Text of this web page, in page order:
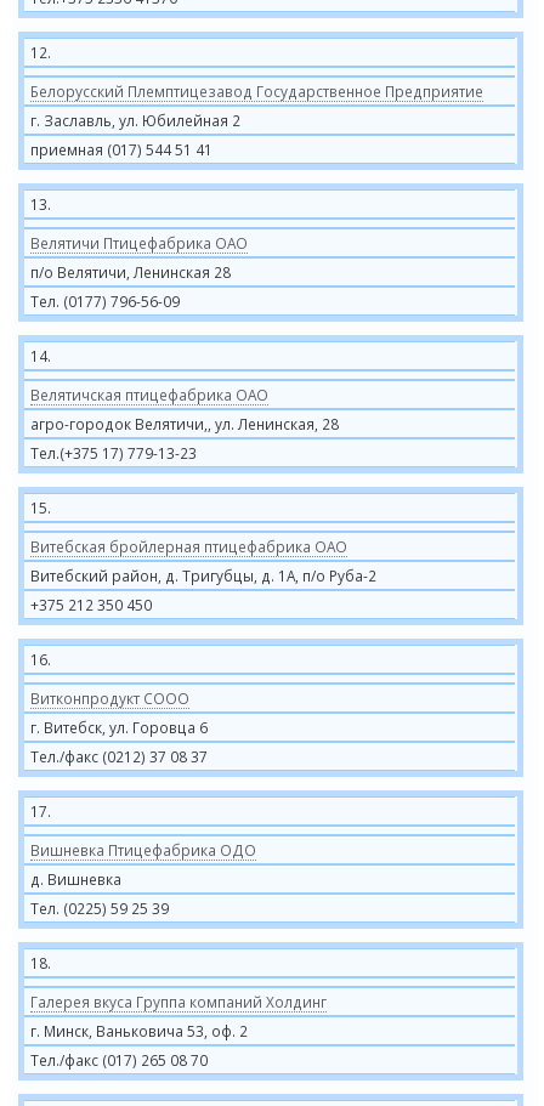
12.
Белорусский Племптицезавод Государственное Предприятие
г. Заславль, ул. Юбилейная 2
приемная (017) 544 51 41
13.
Велятичи Птицефабрика ОАО
п/о Велятичи, Ленинская 28
Тел. (0177) 796-56-09
14.
Велятичская птицефабрика ОАО
агро-городок Велятичи,, ул. Ленинская, 28
Тел.(+375 17) 779-13-23
15.
Витебская бройлерная птицефабрика ОАО
Витебский район, д. Тригубцы, д. 1А, п/о Руба-2
+375 212 350 450
16.
Витконпродукт СООО
г. Витебск, ул. Горовца 6
Тел./факс (0212) 37 08 37
17.
Вишневка Птицефабрика ОДО
д. Вишневка
Тел. (0225) 59 25 39
18.
Галерея вкуса Группа компаний Холдинг
г. Минск, Ваньковича 53, оф. 2
Тел./факс (017) 265 08 70